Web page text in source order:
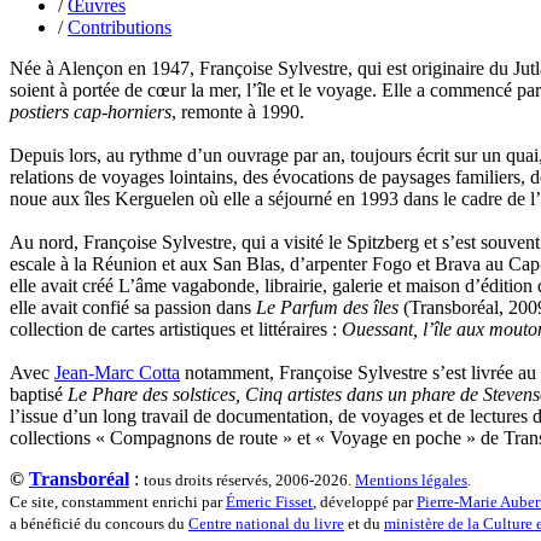
Roux Baptiste
Sablé Erik
Saint-Loup
Salon Olivier
Sapin-Defour Cédric
Sauquet Michel
Sauve Philippe
Shipton Eric
Sibony Julie
Sokpakbaïev Berdibek
Soleilhavoup François
Squillace Sophie
Stuck Hudson
Sylvestre Françoise
Tardieu Marc
Terrisse Marc
Tesson Sylvain
Thevenet Jacqueline
Touboul Marion
Toumanov Vadim
Trouplin Boris
Troussier Virginie
Tuilier Romain
/Œuvres
/Contributions
Née à Alençon en 1947, Françoise Sylvestre, qui est originaire du
soient à portée de cœur la mer, l’île et le voyage. Elle a commencé
postiers cap-horniers, remonte à 1990.
Depuis lors, au rythme d’un ouvrage par an, toujours écrit sur un
relations de voyages lointains, des évocations de paysages familiers,
noue aux îles Kerguelen où elle a séjourné en 1993 dans le cadre de
Au nord, Françoise Sylvestre, qui a visité le Spitzberg et s’est
escale à la Réunion et aux San Blas, d’arpenter Fogo et Brava au
elle avait créé L’âme vagabonde, librairie, galerie et maison
elle avait confié sa passion dans Le Parfum des îles (Transboréal,
collection de cartes artistiques et littéraires : Ouessant, l’île aux
Avec Jean-Marc Cotta notamment, Françoise Sylvestre s’est livrée
baptisé Le Phare des solstices, Cinq artistes dans un phare de
l’issue d’un long travail de documentation, de voyages et de
collections « Compagnons de route » et « Voyage en poche » de
© Transboréal : tous droits réservés, 2006-2026. Mentions légales
Ce site, constamment enrichi parÉmeric Fisset , développé parPierre-Marie
a bénéficié du concours du Centre national du livre et du ministère de la Culture